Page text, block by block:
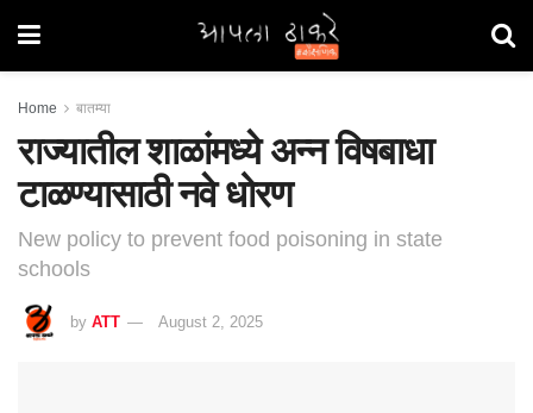
Home बातम्या
राज्यातील शाळांमध्ये अन्न विषबाधा
टाळण्यासाठी नवे धोरण
New policy to prevent food poisoning in state
schools
by ATT August 2, 2025